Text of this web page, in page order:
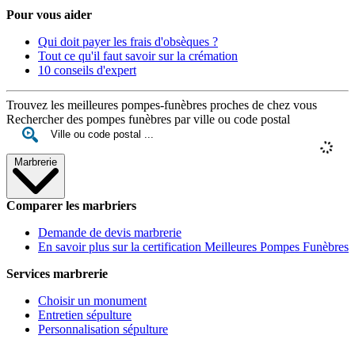
Pour vous aider
Qui doit payer les frais d'obsèques ?
Tout ce qu'il faut savoir sur la crémation
10 conseils d'expert
Trouvez les meilleures pompes-funèbres proches de chez vous
Rechercher des pompes funèbres par ville ou code postal
Marbrerie
Comparer les marbriers
Demande de devis marbrerie
En savoir plus sur la certification Meilleures Pompes Funèbres
Services marbrerie
Choisir un monument
Entretien sépulture
Personnalisation sépulture